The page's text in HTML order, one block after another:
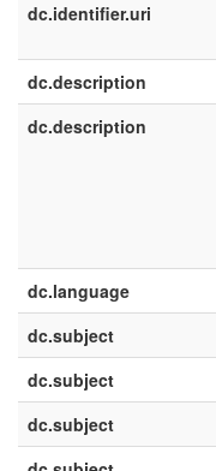
dc.identifier.uri
dc.description
dc.description
dc.language
dc.subject
dc.subject
dc.subject